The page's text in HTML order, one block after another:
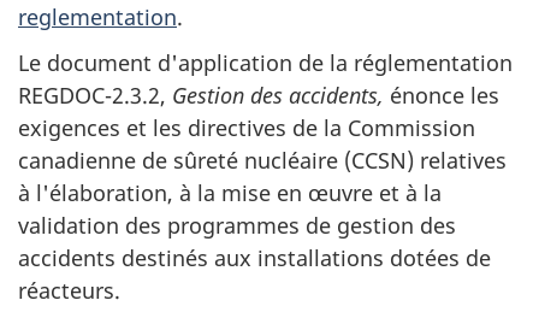
reglementation.
Le document d'application de la réglementation
REGDOC-2.3.2, Gestion des accidents, énonce les
exigences et les directives de la Commission
canadienne de sûreté nucléaire (CCSN) relatives
à l'élaboration, à la mise en œuvre et à la
validation des programmes de gestion des
accidents destinés aux installations dotées de
réacteurs.